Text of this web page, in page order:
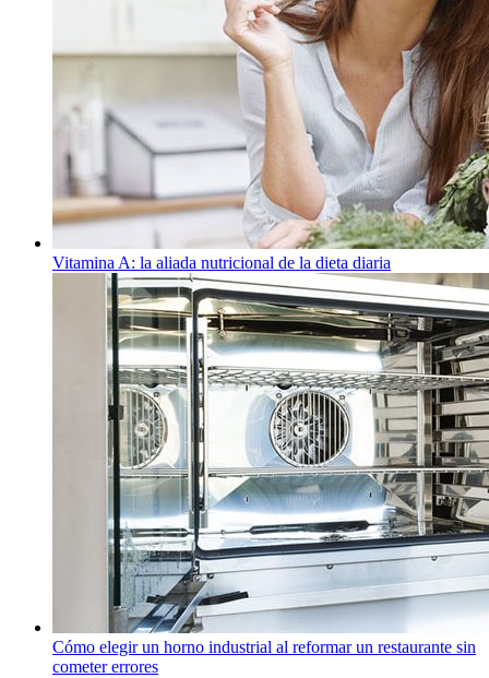
Vitamina A: la aliada nutricional de la dieta diaria
Cómo elegir un horno industrial al reformar un restaurante sin
cometer errores